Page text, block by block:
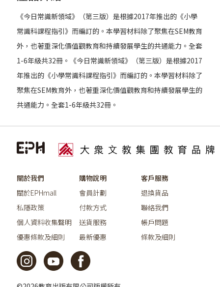
《今日常識新領域》（第三版）是根據2017年推出的《小學
常識科課程指引》而編訂的。本學習材料除了聚焦在SEM教育
外，也著重深化價值觀教育和持續發展學生的共通能力。全套
1-6年級共32冊。《今日常識新領域》（第三版）是根據2017
年推出的《小學常識科課程指引》而編訂的。本學習材料除了
聚焦在SEM教育外，也著重深化價值觀教育和持續發展學生的
共通能力。全套1-6年級共32冊。
關於我們
關於EPHmall
私隱政策
個人資料收集聲明
優惠條款及細則
購物說明
會員計劃
付款方式
送貨服務
最新優惠
客戶服務
退換貨品
聯絡我們
帳戶問題
條款及細則